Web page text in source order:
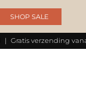
SHOP SALE
Gratis verzending